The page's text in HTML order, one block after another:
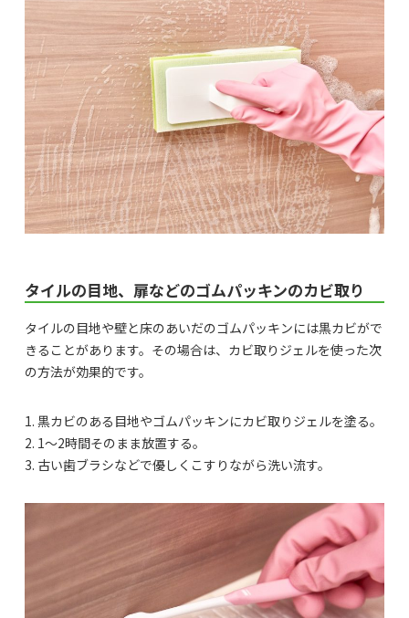
タイルの目地、扉などのゴムパッキンのカビ取り
タイルの目地や壁と床のあいだのゴムパッキンには黒カビがで
きることがあります。その場合は、カビ取りジェルを使った次
の方法が効果的です。
1. 黒カビのある目地やゴムパッキンにカビ取りジェルを塗る。
2. 1～2時間そのまま放置する。
3. 古い歯ブラシなどで優しくこすりながら洗い流す。